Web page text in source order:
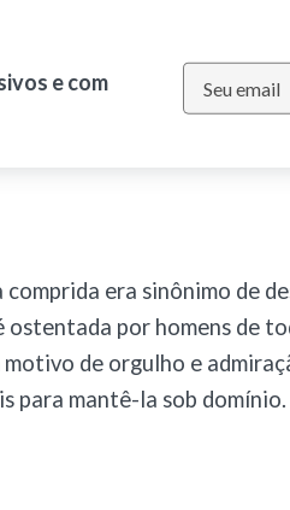
e com
era sinônimo de
ostentada por homens de
de orgulho e
para mantê-la sob